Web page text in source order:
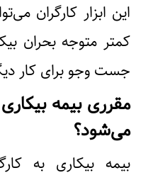
این ابزار کارگران
کمتر متوجه بحران
جست وجو برای کار
مقرری بیمه
می‌شود؟
بیمه بیکاری به